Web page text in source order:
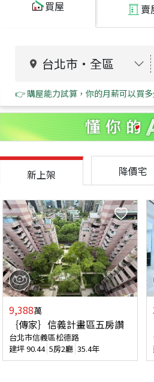
買屋 賣
台北市 ・ 全區
👉 購屋能力試算，你的月薪可以買
新上架 降價宅
9,388萬
｛傳家｝信義計畫區五房讚
台北市信義區松德路
建坪90.44 5房2廳 35.4年